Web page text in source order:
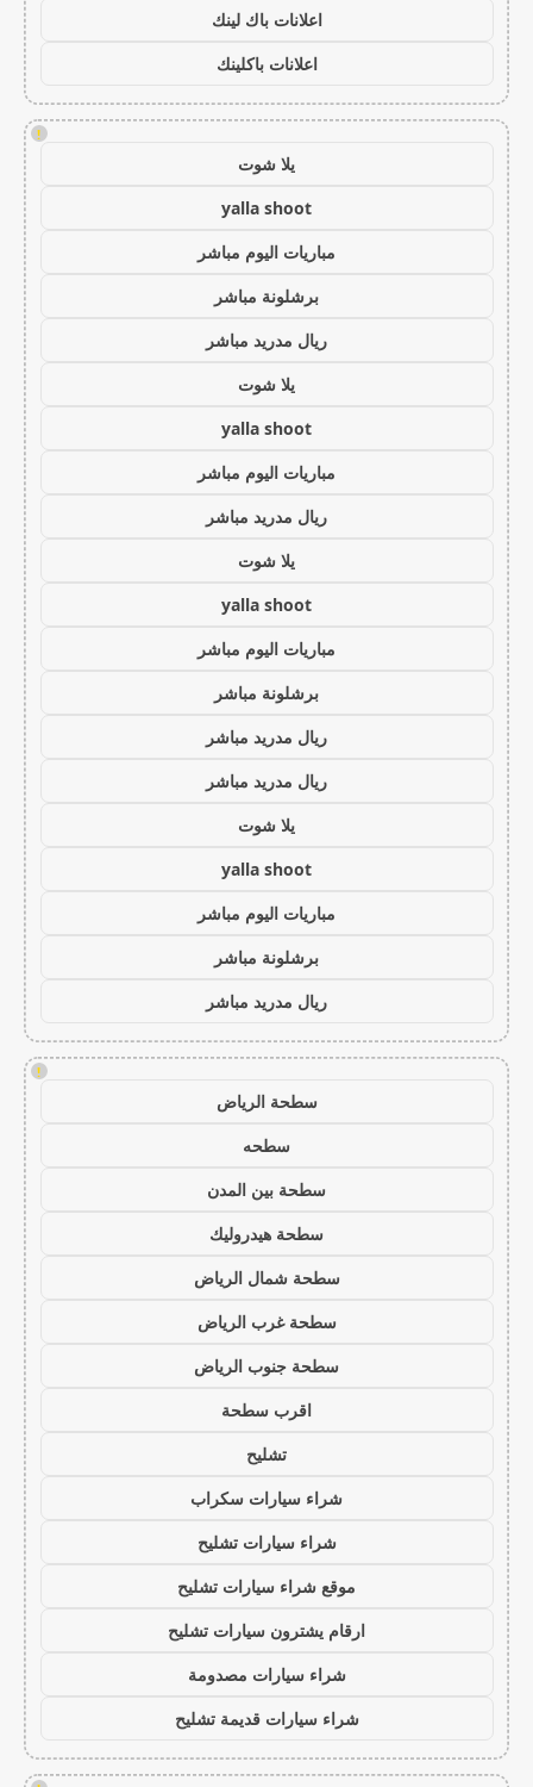
اعلانات باك لينك
اعلانات باكلينك
!
يلا شوت
yalla shoot
مباريات اليوم مباشر
برشلونة مباشر
ريال مدريد مباشر
يلا شوت
yalla shoot
مباريات اليوم مباشر
ريال مدريد مباشر
يلا شوت
yalla shoot
مباريات اليوم مباشر
برشلونة مباشر
ريال مدريد مباشر
ريال مدريد مباشر
يلا شوت
yalla shoot
مباريات اليوم مباشر
برشلونة مباشر
ريال مدريد مباشر
!
سطحة الرياض
سطحه
سطحة بين المدن
سطحة هيدروليك
سطحة شمال الرياض
سطحة غرب الرياض
سطحة جنوب الرياض
اقرب سطحة
تشليح
شراء سيارات سكراب
شراء سيارات تشليح
موقع شراء سيارات تشليح
ارقام يشترون سيارات تشليح
شراء سيارات مصدومة
شراء سيارات قديمة تشليح